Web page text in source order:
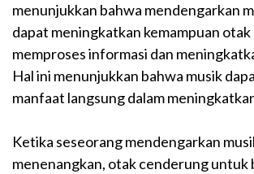
menunjukkan bahwa mendengarkan
dapat meningkatkan kemampuan otak
memproses informasi dan
Hal ini menunjukkan bahwa musik
manfaat langsung dalam
Ketika seseorang mendengarkan
menenangkan, otak cenderung untuk